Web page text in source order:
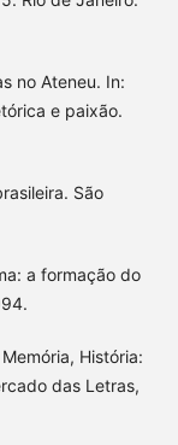
no Ateneu. In:
e paixão.
São
a formação do
História:
das Letras,